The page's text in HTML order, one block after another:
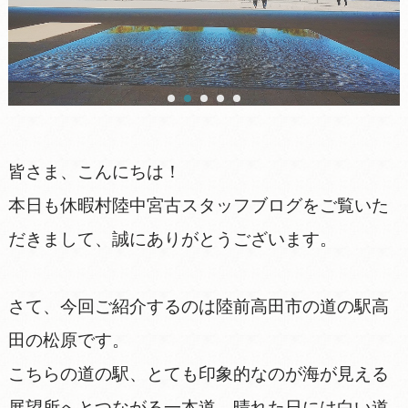
皆さま、こんにちは！
本日も休暇村陸中宮古スタッフブログをご覧いた
だきまして、誠にありがとうございます。
さて、今回ご紹介するのは陸前高田市の道の駅高
田の松原です。
こちらの道の駅、とても印象的なのが海が見える